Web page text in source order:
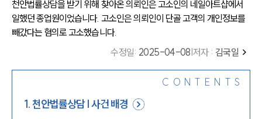
천안법률상담을 받기 위해 찾아온 의뢰인은 고소인의 네일아트샵에서
일했던 종업원이었습니다. 고소인은 의뢰인이 단골 고객의 개인정보를
빼갔다는 혐의로 고소했습니다.
수정일: 2025-04-08 |저자 : 김국일
CONTENTS
1.천안법률상담 | 사건 배경